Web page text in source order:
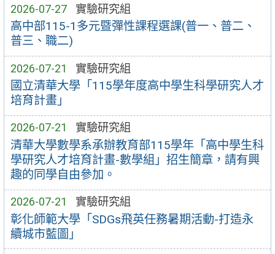
2026-07-27 實驗研究組
高中部115-1多元暨彈性課程選課(普一、普二、
普三、職二)
2026-07-21 實驗研究組
國立清華大學「115學年度高中學生科學研究人才
培育計畫」
2026-07-21 實驗研究組
清華大學數學系承辦教育部115學年「高中學生科
學研究人才培育計畫-數學組」招生簡章，請有興
趣的同學自由參加。
2026-07-21 實驗研究組
彰化師範大學「SDGs飛英任務暑期活動-打造永
續城市藍圖」